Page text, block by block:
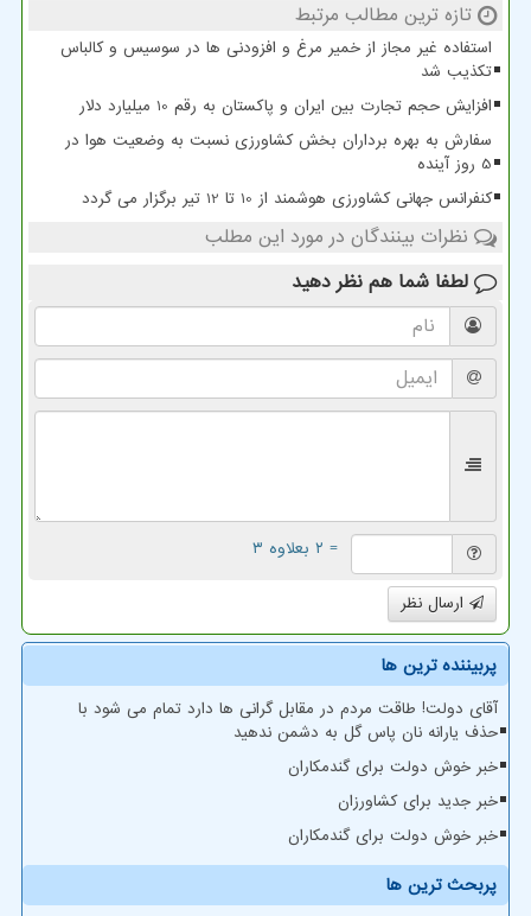
تازه ترین مطالب مرتبط
استفاده غیر مجاز از خمیر مرغ و افزودنی ها در سوسیس و کالباس
تکذیب شد
افزایش حجم تجارت بین ایران و پاکستان به رقم 10 میلیارد دلار
سفارش به بهره برداران بخش کشاورزی نسبت به وضعیت هوا در
5 روز آینده
کنفرانس جهانی کشاورزی هوشمند از 10 تا 12 تیر برگزار می گردد
نظرات بینندگان در مورد این مطلب
لطفا شما هم نظر دهید
= ۲ بعلاوه ۳
ارسال نظر
پربیننده ترین ها
آقای دولت! طاقت مردم در مقابل گرانی ها دارد تمام می شود با
حذف یارانه نان پاس گل به دشمن ندهید
خبر خوش دولت برای گندمکاران
خبر جدید برای کشاورزان
خبر خوش دولت برای گندمکاران
پربحث ترین ها